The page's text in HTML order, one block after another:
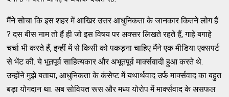
मैंने सोचा कि इस शहर में आखिर उत्तर आधुनिकता के जानकार कितने लोग हैं
? दस बीस नाम तो हैं ही जो इस विषय पर अक्सर लिखते रहते हैं, गाहे बगाहे
चर्चा भी करते हैं, इन्हीं में से किसी को पकड़ना चाहिए मैंने एक मीडिया एक्सपर्ट
से भेंट की. ये भूतपूर्व साहित्यकार और अभूतपूर्व मार्क्सवादी हुआ करते थे.
उन्होंने मुझे बताया, आधुनिकता के कंसेप्ट में यथार्थवाद उर्फ मार्क्सवाद का बहुत
बड़ा योगदान था. अब सोवियत रूस और मध्य योरोप में मार्क्सवाद के असफल